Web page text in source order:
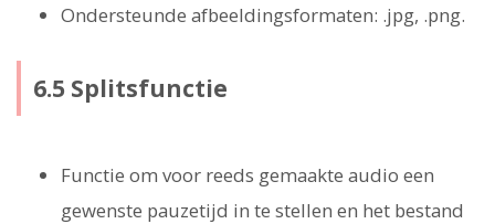
Ondersteunde afbeeldingsformaten: .jpg, .png.
6.5 Splitsfunctie
Functie om voor reeds gemaakte audio een
gewenste pauzetijd in te stellen en het bestand